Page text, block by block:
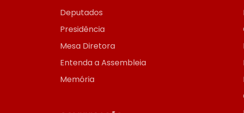
Deputados
Presidência
Mesa Diretora
Entenda a Assembleia
Memória